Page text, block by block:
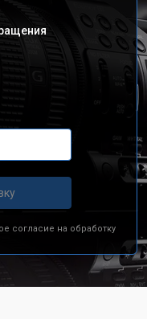
согласие на обработку